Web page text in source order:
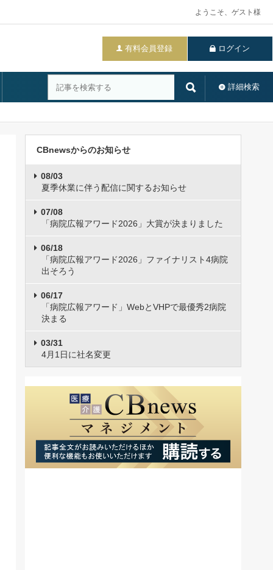
ようこそ、ゲスト様
有料会員登録 ログイン
詳細検索
CBnewsからのお知らせ
08/03
夏季休業に伴う配信に関するお知らせ
07/08
「病院広報アワード2026」大賞が決まりました
06/18
「病院広報アワード2026」ファイナリスト4病院
出そろう
06/17
「病院広報アワード」WebとVHPで最優秀2病院
決まる
03/31
4月1日に社名変更